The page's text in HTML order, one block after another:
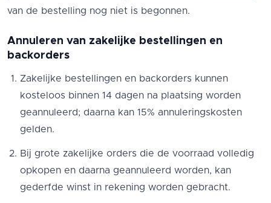
van de bestelling nog niet is begonnen.
Annuleren van zakelijke bestellingen en
backorders
Zakelijke bestellingen en backorders kunnen
kosteloos binnen 14 dagen na plaatsing worden
geannuleerd; daarna kan 15% annuleringskosten
gelden.
Bij grote zakelijke orders die de voorraad volledig
opkopen en daarna geannuleerd worden, kan
gederfde winst in rekening worden gebracht.